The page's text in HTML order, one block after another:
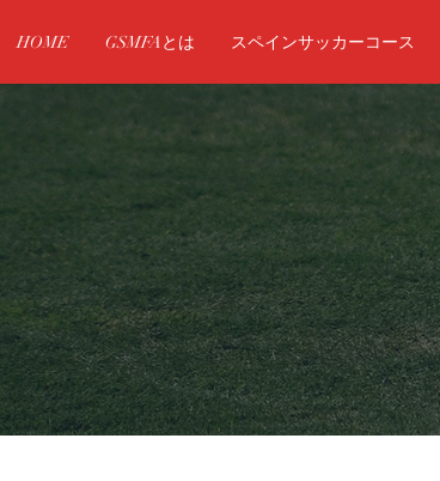
HOME GSMFAとは スペインサッカーコース